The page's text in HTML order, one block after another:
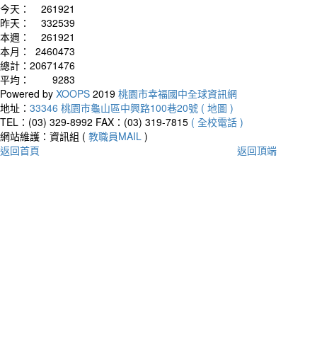
今天：
261921
昨天：
332539
本週：
261921
本月：
2460473
總計： 20671476
平均：
9283
Powered by XOOPS 2019 桃園市幸福國中全球資訊網
地址： 33346 桃園市龜山區中興路100巷20號 ( 地圖 )
TEL：(03) 329-8992 FAX：(03) 319-7815 ( 全校電話 )
網站維護：資訊組 ( 教職員MAIL )
返回首頁
返回頂端